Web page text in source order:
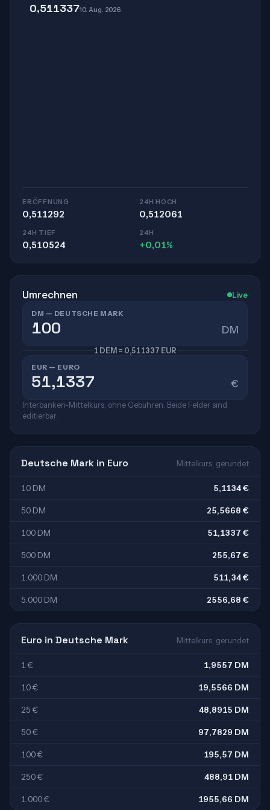
0,51133710. Aug. 2026
ERÖFFNUNG
0,511292
24H HOCH
0,512061
24H TIEF
0,510524
24H
+0,01%
Umrechnen Live
DM — DEUTSCHE MARK
DM
1 DEM = 0,511337 EUR
EUR — EURO
€
Interbanken-Mittelkurs, ohne Gebühren. Beide Felder sind
editierbar.
Deutsche Mark in Euro Mittelkurs, gerundet
10 DM 5,1134 €
50 DM 25,5668 €
100 DM 51,1337 €
500 DM 255,67 €
1.000 DM 511,34 €
5.000 DM 2556,68 €
Euro in Deutsche Mark Mittelkurs, gerundet
1 € 1,9557 DM
10 € 19,5566 DM
25 € 48,8915 DM
50 € 97,7829 DM
100 € 195,57 DM
250 € 488,91 DM
1.000 € 1955,66 DM